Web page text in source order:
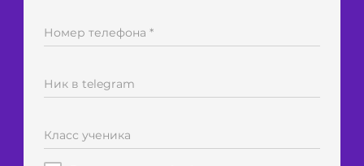
Номер телефона *
Ник в telegram
Класс ученика